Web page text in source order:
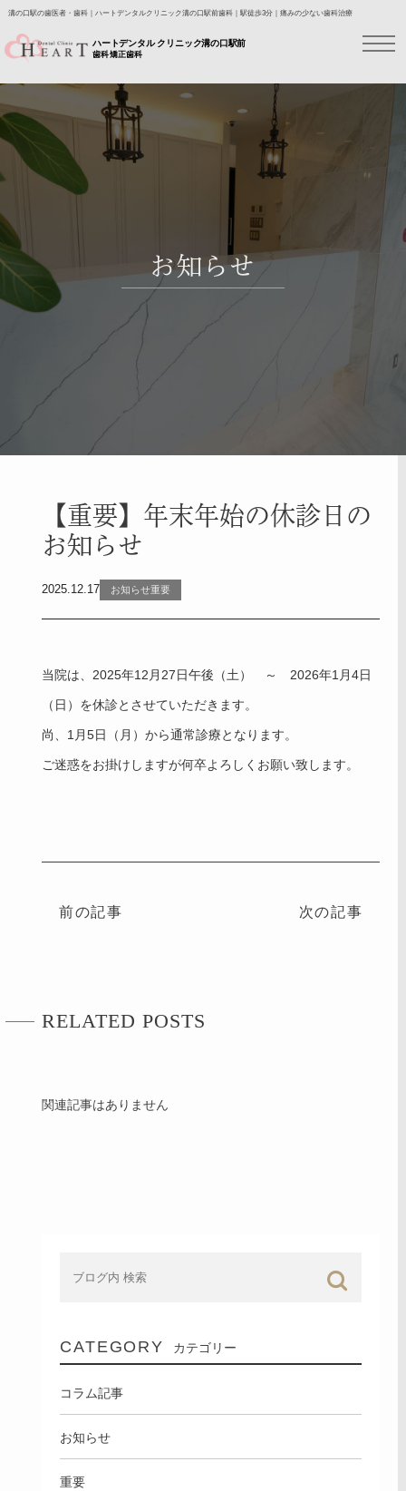
溝の口駅の歯医者・歯科｜ハートデンタルクリニック溝の口駅前歯科｜駅徒歩3分｜痛みの少ない歯科治療
ハートデンタル クリニック溝の口駅前
歯科 矯正歯科
お知らせ
【重要】年末年始の休診日の
お知らせ
2025.12.17 お知らせ重要
当院は、2025年12月27日午後（土） ～ 2026年1月4日
（日）を休診とさせていただきます。
尚、1月5日（月）から通常診療となります。
ご迷惑をお掛けしますが何卒よろしくお願い致します。
前の記事 次の記事
RELATED POSTS
関連記事はありません
CATEGORY カテゴリー
コラム記事
お知らせ
重要